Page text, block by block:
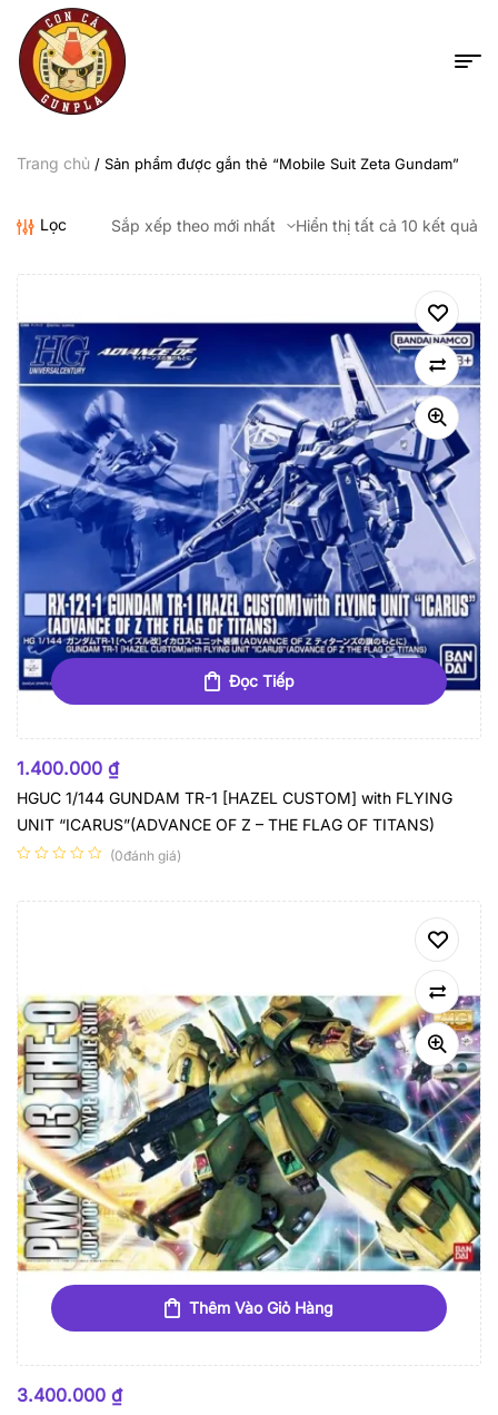
Trang chủ / Sản phẩm được gắn thẻ “Mobile Suit Zeta Gundam”
Lọc Hiển thị tất cả 10 kết quả
Đọc Tiếp
1.400.000 ₫
HGUC 1/144 GUNDAM TR-1 [HAZEL CUSTOM] with FLYING
UNIT “ICARUS”(ADVANCE OF Z – THE FLAG OF TITANS)
(0đánh giá)
Thêm Vào Giỏ Hàng
3.400.000 ₫